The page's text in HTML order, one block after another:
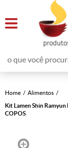
Home
Alimentos
Kit Lamen Shin
COPOS